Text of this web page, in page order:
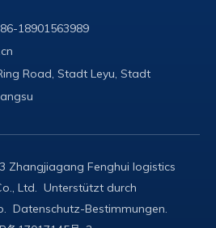
18901563989
Road, Stadt Leyu, Stadt
Zhangjiagang Fenghui logistics
Ltd. Unterstützt durch
. Datenschutz-Bestimmungen.